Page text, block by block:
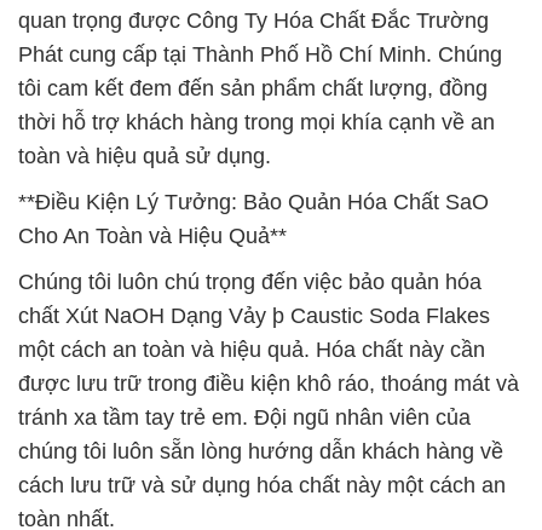
quan trọng được Công Ty Hóa Chất Đắc Trường
Phát cung cấp tại Thành Phố Hồ Chí Minh. Chúng
tôi cam kết đem đến sản phẩm chất lượng, đồng
thời hỗ trợ khách hàng trong mọi khía cạnh về an
toàn và hiệu quả sử dụng.
**Điều Kiện Lý Tưởng: Bảo Quản Hóa Chất SaO
Cho An Toàn và Hiệu Quả**
Chúng tôi luôn chú trọng đến việc bảo quản hóa
chất Xút NaOH Dạng Vảy þ Caustic Soda Flakes
một cách an toàn và hiệu quả. Hóa chất này cần
được lưu trữ trong điều kiện khô ráo, thoáng mát và
tránh xa tầm tay trẻ em. Đội ngũ nhân viên của
chúng tôi luôn sẵn lòng hướng dẫn khách hàng về
cách lưu trữ và sử dụng hóa chất này một cách an
toàn nhất.